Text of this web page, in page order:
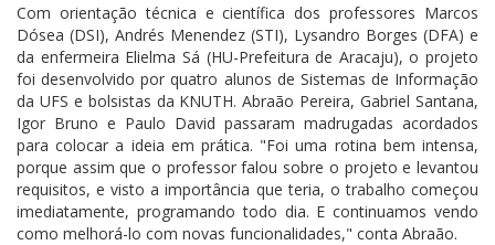
Com orientação técnica e científica dos professores Marcos
Dósea (DSI), Andrés Menendez (STI), Lysandro Borges (DFA) e
da enfermeira Elielma Sá (HU-Prefeitura de Aracaju), o projeto
foi desenvolvido por quatro alunos de Sistemas de Informação
da UFS e bolsistas da KNUTH. Abraão Pereira, Gabriel Santana,
Igor Bruno e Paulo David passaram madrugadas acordados
para colocar a ideia em prática. "Foi uma rotina bem intensa,
porque assim que o professor falou sobre o projeto e levantou
requisitos, e visto a importância que teria, o trabalho começou
imediatamente, programando todo dia. E continuamos vendo
como melhorá-lo com novas funcionalidades," conta Abraão.